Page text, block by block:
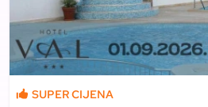
SUPER CIJENA